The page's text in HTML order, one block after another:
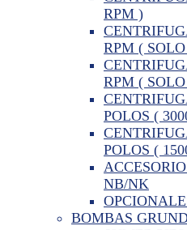
RPM )
RPM (
RPM (
POLOS (
POLOS (
NB/NK
BOMBAS